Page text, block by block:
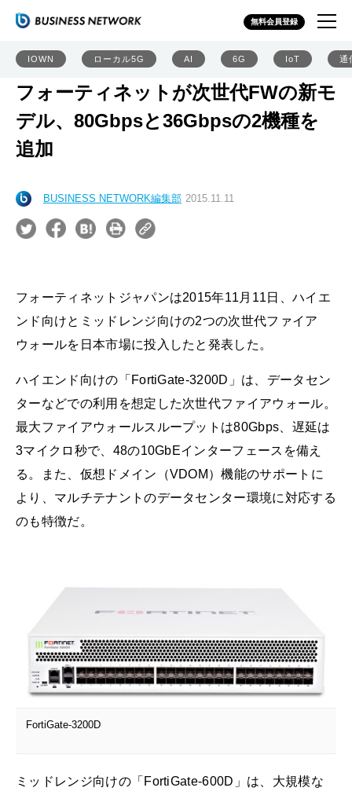
無料会員登録
IOWN ローカル5G AI 6G IoT 通
フォーティネットが次世代FWの新モ
デル、80Gbpsと36Gbpsの2機種を
追加
BUSINESS NETWORK編集部 2015.11.11
フォーティネットジャパンは2015年11月11日、ハイエ
ンド向けとミッドレンジ向けの2つの次世代ファイア
ウォールを日本市場に投入したと発表した。
ハイエンド向けの「FortiGate-3200D」は、データセン
ターなどでの利用を想定した次世代ファイアウォール。
最大ファイアウォールスループットは80Gbps、遅延は
3マイクロ秒で、48の10GbEインターフェースを備え
る。また、仮想ドメイン（VDOM）機能のサポートに
より、マルチテナントのデータセンター環境に対応する
のも特徴だ。
FortiGate-3200D
ミッドレンジ向けの「FortiGate-600D」は、大規模な